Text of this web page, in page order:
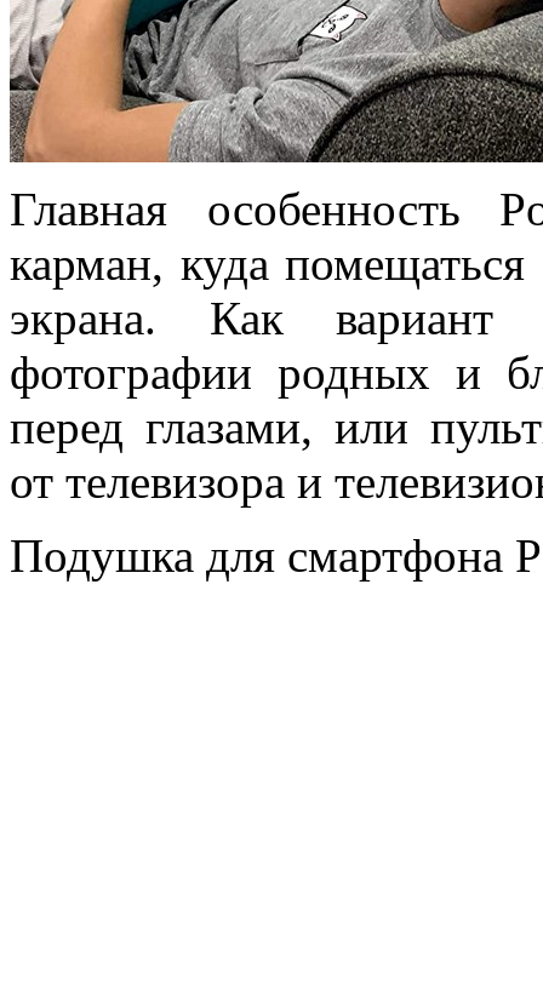
Главная особенность
карман, куда
экрана. Как
фотографии родных и
перед глазами, или
от телевизора и
Подушка для смартфона